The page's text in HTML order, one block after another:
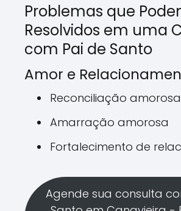
Problemas que
Resolvidos em uma
com Pai de Santo
Amor e
Reconciliação amorosa
Amarração amorosa
Fortalecimento de
Agende sua consulta